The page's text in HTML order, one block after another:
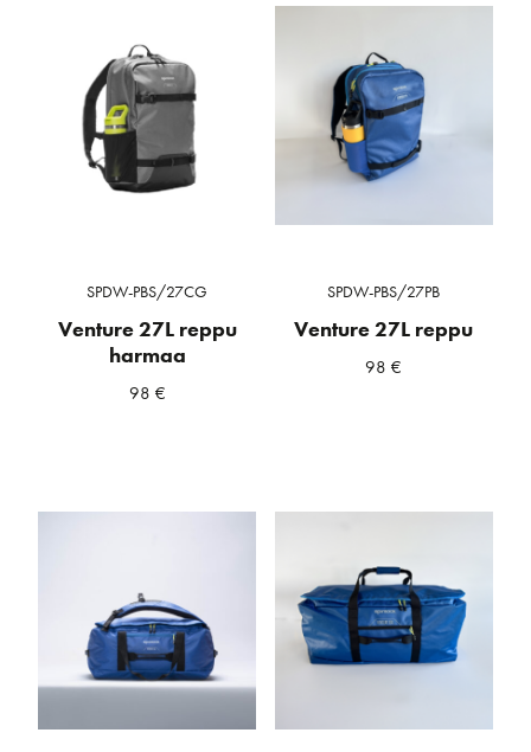
SPDW-PBS/27CG
Venture 27L reppu
harmaa
98 €
SPDW-PBS/27PB
Venture 27L reppu
98€